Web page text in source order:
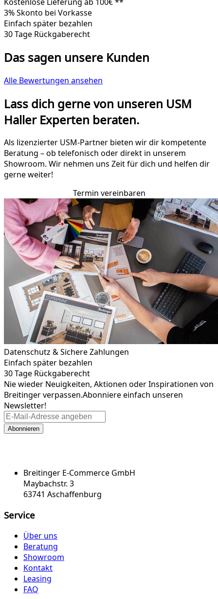
3% Skonto bei Vorkasse
Einfach später bezahlen
30 Tage Rückgaberecht
Das sagen unsere Kunden
Alle Bewertungen ansehen
Lass dich gerne von unseren USM
Haller Experten beraten.
Als lizenzierter USM-Partner bieten wir dir kompetente
Beratung – ob telefonisch oder direkt in unserem
Showroom. Wir nehmen uns Zeit für dich und helfen dir
gerne weiter!
Termin vereinbaren
Datenschutz & Sichere Zahlungen
Einfach später bezahlen
30 Tage Rückgaberecht
Nie wieder Neuigkeiten, Aktionen oder Inspirationen von
Breitinger verpassen.Abonniere einfach unseren
Newsletter!
Abonnieren
Breitinger E-Commerce GmbH
Maybachstr. 3
63741 Aschaffenburg
Service
Über uns
Beratung
Showroom
Kontakt
Leasing
FAQ